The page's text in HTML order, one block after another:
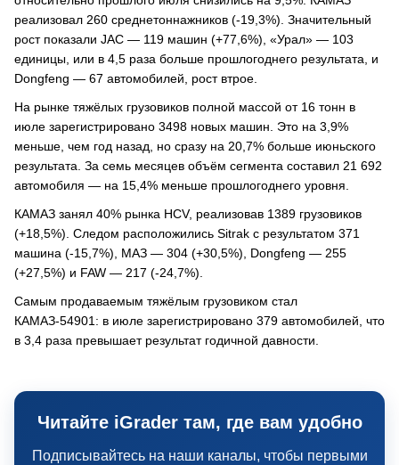
реализовал 260 среднетоннажников (-19,3%). Значительный
рост показали JAC — 119 машин (+77,6%), «Урал» — 103
единицы, или в 4,5 раза больше прошлогоднего результата, и
Dongfeng — 67 автомобилей, рост втрое.
На рынке тяжёлых грузовиков полной массой от 16 тонн в
июле зарегистрировано 3498 новых машин. Это на 3,9%
меньше, чем год назад, но сразу на 20,7% больше июньского
результата. За семь месяцев объём сегмента составил 21 692
автомобиля — на 15,4% меньше прошлогоднего уровня.
КАМАЗ занял 40% рынка HCV, реализовав 1389 грузовиков
(+18,5%). Следом расположились Sitrak с результатом 371
машина (-15,7%), МАЗ — 304 (+30,5%), Dongfeng — 255
(+27,5%) и FAW — 217 (-24,7%).
Самым продаваемым тяжёлым грузовиком стал
КАМАЗ-54901: в июле зарегистрировано 379 автомобилей, что
в 3,4 раза превышает результат годичной давности.
Читайте iGrader там, где вам удобно
Подписывайтесь на наши каналы, чтобы первыми